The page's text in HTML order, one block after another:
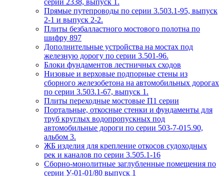
серии 2338, выпуск 1.
Прямые путепроводы по серии 3.503.1-95, выпуск
2-1 и выпуск 2-2.
Плиты безбалластного мостового полотна по
шифру 897
Дополнительные устройства на мостах под
железную дорогу по серии 3.501-96.
Блоки фундаментов лестничных сходов
Низовые и верховые подпорные стены из
сборного железобетона на автомобильных дорогах
по серии 3.503.1-67, выпуск 1.
Плиты переходные мостовые П1 серии
Портальные, откосные стенки и фундаменты для
труб круглых водопропускных под
автомобильные дороги по серии 503-7-015.90,
альбом 3.
ЖБ изделия для крепление откосов судоходных
рек и каналов по серии 3.505.1-16
Сборно-монолитные заглубленные помещения по
серии У-01-01/80 выпуск 1